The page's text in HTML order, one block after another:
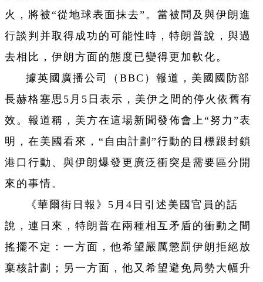
火，將被“從地球表面抹去”。當被問及與伊朗進
行談判并取得成功的可能性時，特朗普說，與過
去相比，伊朗方面的態度已變得更加軟化。
據英國廣播公司（BBC）報道，美國國防部
長赫格塞思5月5日表示，美伊之間的停火依舊有
效。報道稱，美方在這場新聞發佈會上“努力”表
明，在美國看來，“自由計劃”行動的目標跟封鎖
港口行動、與伊朗爆發更廣泛衝突是需要區分開
來的事情。
《華爾街日報》5月4日引述美國官員的話
說，連日來，特朗普在兩種相互矛盾的衝動之間
搖擺不定：一方面，他希望嚴厲懲罰伊朗拒絕放
棄核計劃；另一方面，他又希望避免局勢大幅升